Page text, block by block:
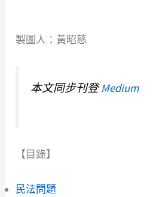
製圖人：黃昭慈
本文同步刊登Medium
【目錄】
民法問題